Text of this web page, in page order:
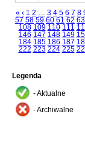
« ‹ 1 2 … 3 4 5 6 7 8
57 58 59 60 61 62 63
108 109 110 111
146 147 148 149
184 185 186 187
222 223 224 225
Legenda
- Aktualne
- Archiwalne